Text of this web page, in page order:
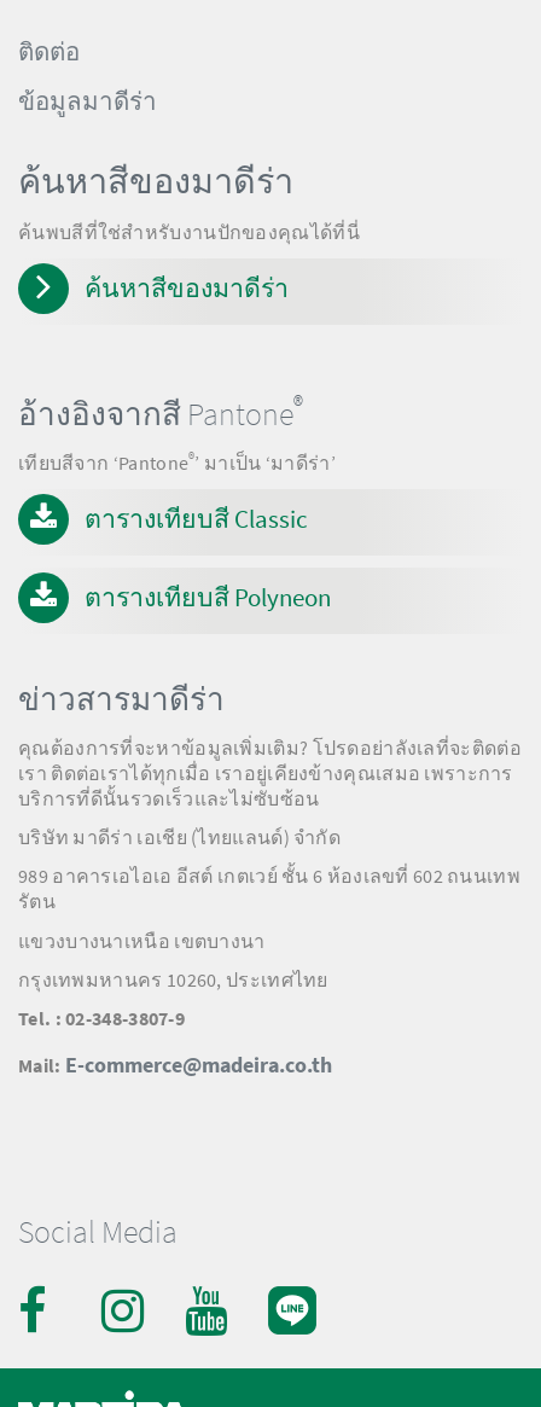
ติดต่อ
ข้อมูลมาดีร่า
Social Media
ค้นหาสีของมาดีร่า
ค้นพบสีที่ใช่สำหรับงานปักของคุณได้ที่นี่
ค้นหาสีของมาดีร่า
อ้างอิงจากสี Pantone®
เทียบสีจาก ‘Pantone®’ มาเป็น ‘มาดีร่า’
ตารางเทียบสี Classic
ตารางเทียบสี Polyneon
ข่าวสารมาดีร่า
คุณต้องการที่จะหาข้อมูลเพิ่มเติม? โปรดอย่าลังเลที่จะติดต่อ
เรา ติดต่อเราได้ทุกเมื่อ เราอยู่เคียงข้างคุณเสมอ เพราะการ
บริการที่ดีนั้นรวดเร็วและไม่ซับซ้อน
บริษัท มาดีร่า เอเชีย (ไทยแลนด์) จำกัด
989 อาคารเอไอเอ อีสต์ เกตเวย์ ชั้น 6 ห้องเลขที่ 602 ถนนเทพ
รัตน
แขวงบางนาเหนือ เขตบางนา
กรุงเทพมหานคร 10260, ประเทศไทย
Tel. : 02-348-3807-9
Mail: E-commerce@madeira.co.th